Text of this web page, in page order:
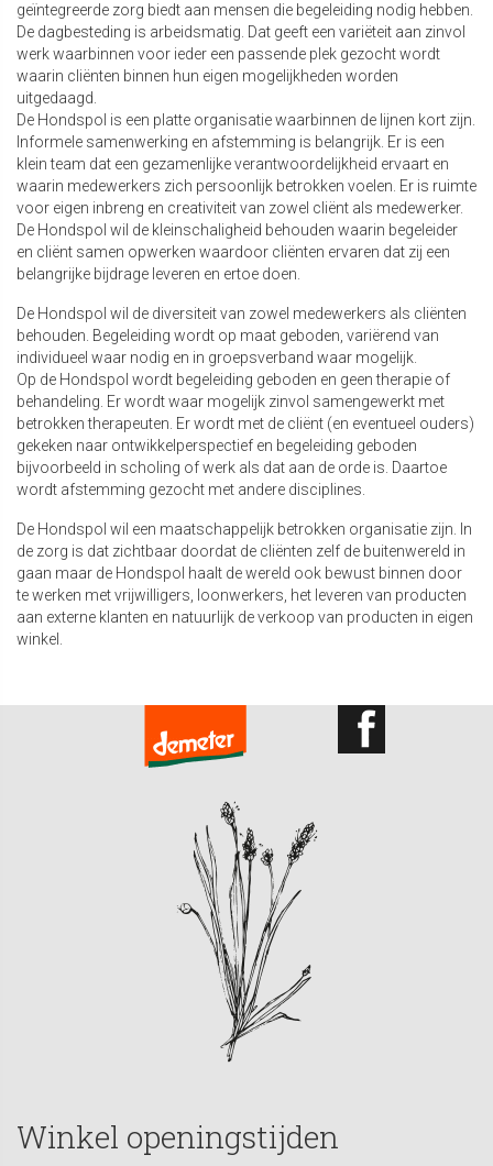
geïntegreerde zorg biedt aan mensen die begeleiding nodig hebben.
De dagbesteding is arbeidsmatig. Dat geeft een variëteit aan zinvol
werk waarbinnen voor ieder een passende plek gezocht wordt
waarin cliënten binnen hun eigen mogelijkheden worden
uitgedaagd.
De Hondspol is een platte organisatie waarbinnen de lijnen kort zijn.
Informele samenwerking en afstemming is belangrijk. Er is een
klein team dat een gezamenlijke verantwoordelijkheid ervaart en
waarin medewerkers zich persoonlijk betrokken voelen. Er is ruimte
voor eigen inbreng en creativiteit van zowel cliënt als medewerker.
De Hondspol wil de kleinschaligheid behouden waarin begeleider
en cliënt samen opwerken waardoor cliënten ervaren dat zij een
belangrijke bijdrage leveren en ertoe doen.
De Hondspol wil de diversiteit van zowel medewerkers als cliënten
behouden. Begeleiding wordt op maat geboden, variërend van
individueel waar nodig en in groepsverband waar mogelijk.
Op de Hondspol wordt begeleiding geboden en geen therapie of
behandeling. Er wordt waar mogelijk zinvol samengewerkt met
betrokken therapeuten. Er wordt met de cliënt (en eventueel ouders)
gekeken naar ontwikkelperspectief en begeleiding geboden
bijvoorbeeld in scholing of werk als dat aan de orde is. Daartoe
wordt afstemming gezocht met andere disciplines.
De Hondspol wil een maatschappelijk betrokken organisatie zijn. In
de zorg is dat zichtbaar doordat de cliënten zelf de buitenwereld in
gaan maar de Hondspol haalt de wereld ook bewust binnen door
te werken met vrijwilligers, loonwerkers, het leveren van producten
aan externe klanten en natuurlijk de verkoop van producten in eigen
winkel.
Winkel openingstijden